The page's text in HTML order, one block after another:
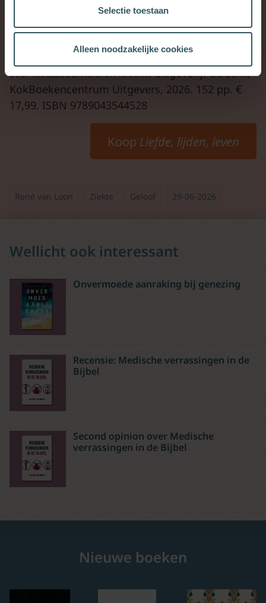
Selectie toestaan
Alleen noodzakelijke cookies
Niek Tramper,Liefde, lijden, leven. Gedachten
over kwetsbaarheid en kracht. Uitgeverij: Utrecht,
KokBoekencentrum Uitgevers, 2026. 152 pp. €
17,99. ISBN 9789043544528
Koop Liefde, lijden, leven
René van Loon Ziekte Geloof 29-06-2026
Wellicht ook interessant
Onvermoede aanraking bij genezing
Recensie: Medische verrassingen in de
Bijbel
Second opinion over Medische
verrassingen in de Bijbel
Nieuwe boeken